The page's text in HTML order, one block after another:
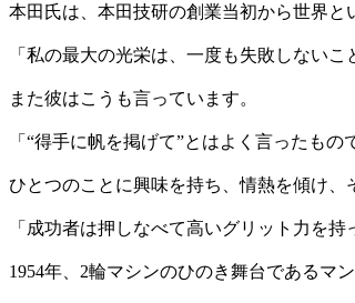
本田氏は、本田技研の創業当初から世界と
「私の最大の光栄は、一度も失敗しない
また彼はこうも言っています。
「“得手に帆を掲げて”とはよく言ったも
ひとつのことに興味を持ち、情熱を傾け、
「成功者は押しなべて高いグリット力を
1954年、2輪マシンのひのき舞台であるマ